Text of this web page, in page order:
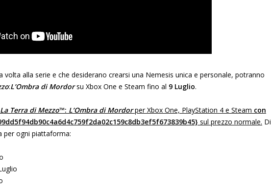
volta alla serie e che desiderano crearsi una Nemesis unica e personale, potranno
:L’Ombra di Mordorsu Xbox One e Steam fino al 9 Luglio.
La Terra di Mezzo™: L’Ombra di Mordorper Xbox One, PlayStation 4 e Steam con
sul prezzo normale. Di
per ogni piattaforma: